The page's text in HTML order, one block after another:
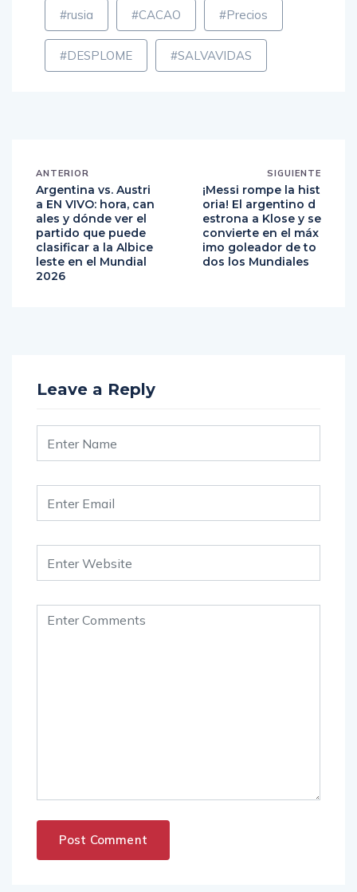
#rusia #CACAO #Precios
#DESPLOME #SALVAVIDAS
ANTERIOR
Argentina vs. Austri
a EN VIVO: hora, can
ales y dónde ver el
partido que puede
clasificar a la Albice
leste en el Mundial
2026
SIGUIENTE
¡Messi rompe la hist
oria! El argentino d
estrona a Klose y se
convierte en el máx
imo goleador de to
dos los Mundiales
Leave a Reply